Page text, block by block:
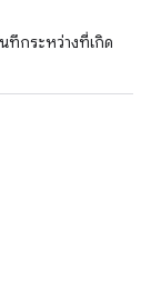
กระหว่างที่เกิด